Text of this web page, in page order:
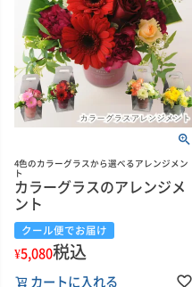
4色のカラーグラスから選べるアレンジメン
ト
カラーグラスのアレンジメ
ント
クール便でお届け
¥5,080税込
カートに入れる